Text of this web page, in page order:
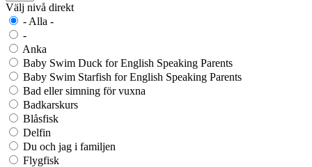
Välj nivå direkt
- Alla -
-
Anka
Baby Swim Duck for English Speaking Parents
Baby Swim Starfish for English Speaking Parents
Bad eller simning för vuxna
Badkarskurs
Blåsfisk
Delfin
Du och jag i familjen
Flygfisk